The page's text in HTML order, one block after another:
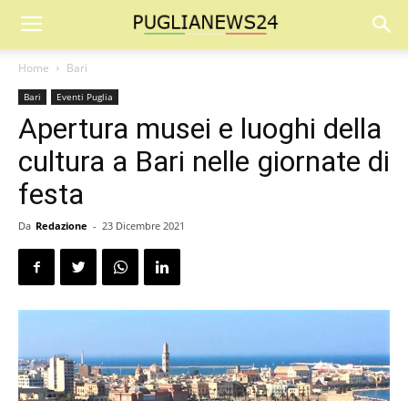
Home Bari
Bari Eventi Puglia
Apertura musei e luoghi della
cultura a Bari nelle giornate di
festa
Da Redazione - 23 Dicembre 2021